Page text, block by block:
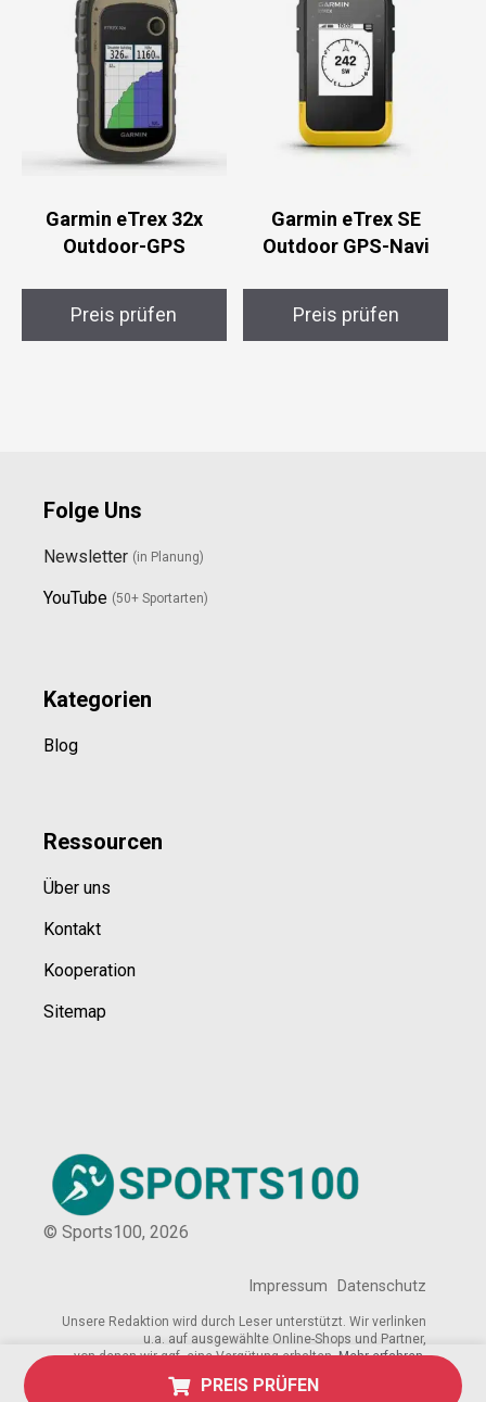
Garmin eTrex 32x
Outdoor-GPS
Preis prüfen
Garmin eTrex SE
Outdoor GPS-Navi
Preis prüfen
PREIS PRÜFEN
Folge Uns
Newsletter (in Planung)
YouTube (50+ Sportarten)
Kategorien
Blog
Ressourcen
Über uns
Kontakt
Kooperation
Sitemap
© Sports100, 2026
Impressum Datenschutz
Unsere Redaktion wird durch Leser unterstützt. Wir verlinken
u.a. auf ausgewählte Online-Shops und Partner,
von denen wir ggf. eine Vergütung erhalten.Mehr erfahren.